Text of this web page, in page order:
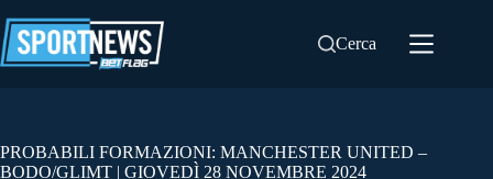
al
contenuto
Cerca
PROBABILI FORMAZIONI: MANCHESTER UNITED –
BODO/GLIMT | GIOVEDÌ 28 NOVEMBRE 2024